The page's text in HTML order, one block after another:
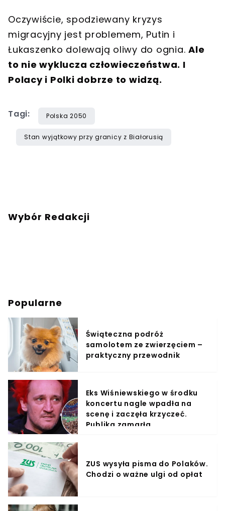
Oczywiście, spodziewany kryzys
migracyjny jest problemem, Putin i
Łukaszenko dolewają oliwy do ognia. Ale
to nie wyklucza człowieczeństwa. I
Polacy i Polki dobrze to widzą.
Tagi: Polska 2050
Stan wyjątkowy przy granicy z Białorusią
Wybór Redakcji
Popularne
Świąteczna podróż
samolotem ze zwierzęciem –
praktyczny przewodnik
Eks Wiśniewskiego w środku
koncertu nagle wpadła na
scenę i zaczęła krzyczeć.
Publika zamarła
ZUS wysyła pisma do Polaków.
Chodzi o ważne ulgi od opłat